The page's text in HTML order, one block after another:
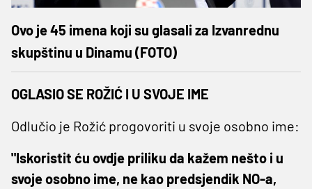
Ovo je 45 imena koji su glasali za Izvanrednu
skupštinu u Dinamu (FOTO)
OGLASIO SE ROŽIĆ I U SVOJE IME
Odlučio je Rožić progovoriti u svoje osobno ime:
"Iskoristit ću ovdje priliku da kažem nešto i u
svoje osobno ime, ne kao predsjendik NO-a,